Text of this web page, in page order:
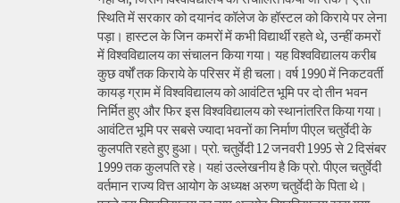
स्थिति में सरकार को दयानंद कॉलेज के हॉस्टल को किराये पर लेना
पड़ा। हास्टल के जिन कमरों में कभी विद्यार्थी रहते थे, उन्हीं कमरों
में विश्वविद्यालय का संचालन किया गया। यह विश्वविद्यालय करीब
कुछ वर्षों तक किराये के परिसर में ही चला। वर्ष 1990 में निकटवर्ती
कायड़ ग्राम में विश्वविद्यालय को आवंटित भूमि पर दो तीन भवन
निर्मित हुए और फिर इस विश्वविद्यालय को स्थानांतरित किया गया।
आवंटित भूमि पर सबसे ज्यादा भवनों का निर्माण पीएल चतुर्वेदी के
कुलपति रहते हुए हुआ। प्रो. चतुर्वेदी 12 जनवरी 1995 से 2 दिसंबर
1999 तक कुलपति रहे। यहां उल्लेखनीय है कि प्रो. पीएल चतुर्वेदी
वर्तमान राज्य वित्त आयोग के अध्यक्ष अरुण चतुर्वेदी के पिता थे।